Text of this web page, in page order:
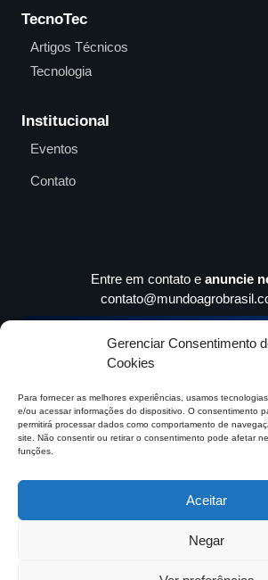
Gerenciar Consentimento
Cookies
Para fornecer as melhores experiências, usamos
e/ou acessar informações do dispositivo. O consentimento
permitirá processar dados como comportamento de
site. Não consentir ou retirar o consentimento pode afetar
funções.
Aceitar
Negar
TecnoTec
Artigos Técnicos
Tecnologia
Institucional
Eventos
Contato
Entre em contato e anuncie
Download MidiaKit
©2026 Mundo Agro Brasil. Todos os